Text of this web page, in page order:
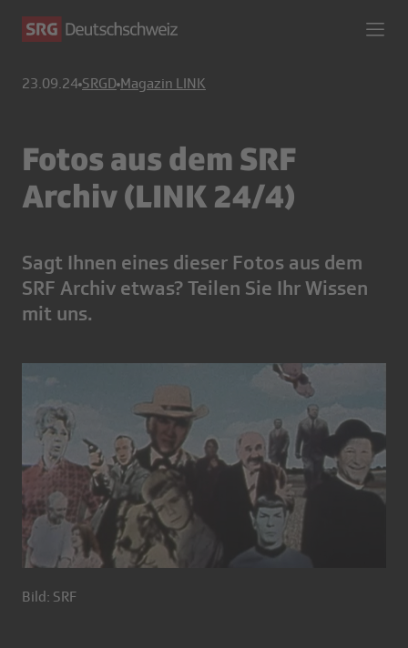
23.09.24 SRGD Magazin LINK
Fotos aus dem SRF
Archiv (LINK 24/4)
Sagt Ihnen eines dieser Fotos aus dem
SRF Archiv etwas? Teilen Sie Ihr Wissen
mit uns.
Bild: SRF